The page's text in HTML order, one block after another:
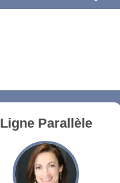
Ligne Parallèle